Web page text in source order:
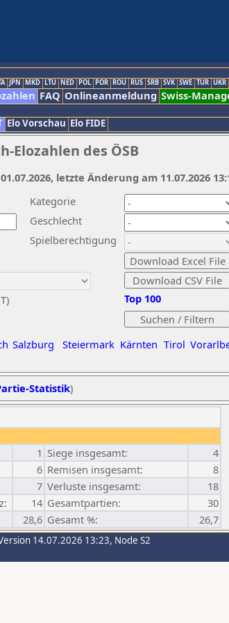
JPN MKD LTU NED POL POR ROU RUS SRB SVK SWE TUR UKR
FAQ Onlineanmeldung Swiss-
Elo Vorschau Elo FIDE
Elozahlen des ÖSB
Kategorie
Geschlecht
Spielberechtigung
Salzburg Steiermark Kärnten Tirol
Top 100
letzte Änderung am 11.07.2026
Statistik)
1 Siege insgesamt:
4
6 Remisen insgesamt:
8
7 Verluste insgesamt:
18
14 Gesamtpartien:
30
28,6 Gesamt %: 26,7
14.07.2026 13:23, Node S2